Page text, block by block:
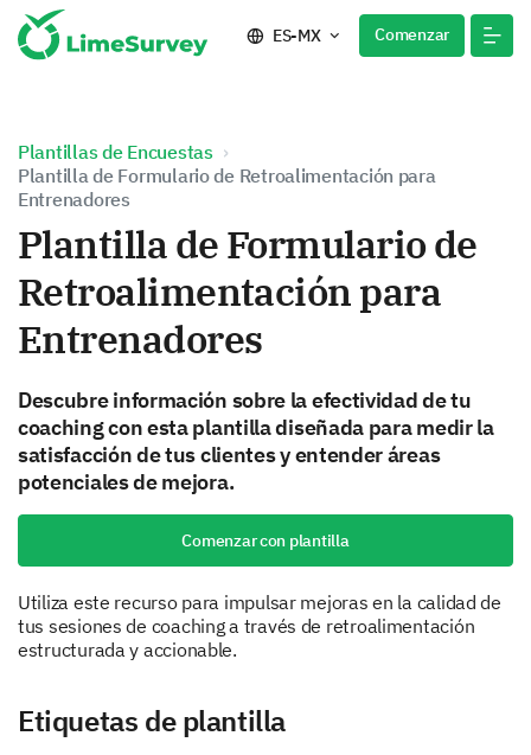
ES-MX Comenzar
Plantillas de Encuestas
Plantilla de Formulario de Retroalimentación para
Entrenadores
Plantilla de Formulario de
Retroalimentación para
Entrenadores
Descubre información sobre la efectividad de tu
coaching con esta plantilla diseñada para medir la
satisfacción de tus clientes y entender áreas
potenciales de mejora.
Comenzar con plantilla
Utiliza este recurso para impulsar mejoras en la calidad de
tus sesiones de coaching a través de retroalimentación
estructurada y accionable.
Etiquetas de plantilla